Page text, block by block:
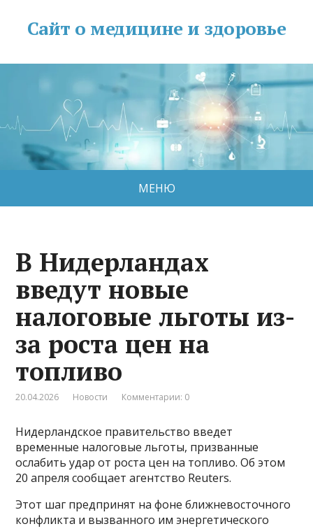
Сайт о медицине и здоровье
МЕНЮ
В Нидерландах
введут новые
налоговые льготы из-
за роста цен на
топливо
20.04.2026 Новости Комментарии: 0
Нидерландское правительство введет
временные налоговые льготы, призванные
ослабить удар от роста цен на топливо. Об этом
20 апреля сообщает агентство Reuters.
Этот шаг предпринят на фоне ближневосточного
конфликта и вызванного им энергетического